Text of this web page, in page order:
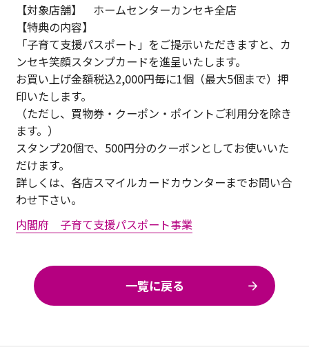
【対象店舗】 ホームセンターカンセキ全店
【特典の内容】
「子育て支援パスポート」をご提示いただきますと、カ
ンセキ笑顔スタンプカードを進呈いたします。
お買い上げ金額税込2,000円毎に1個（最大5個まで）押
印いたします。
（ただし、買物券・クーポン・ポイントご利用分を除き
ます。）
スタンプ20個で、500円分のクーポンとしてお使いいた
だけます。
詳しくは、各店スマイルカードカウンターまでお問い合
わせ下さい。
内閣府 子育て支援パスポート事業
一覧に戻る